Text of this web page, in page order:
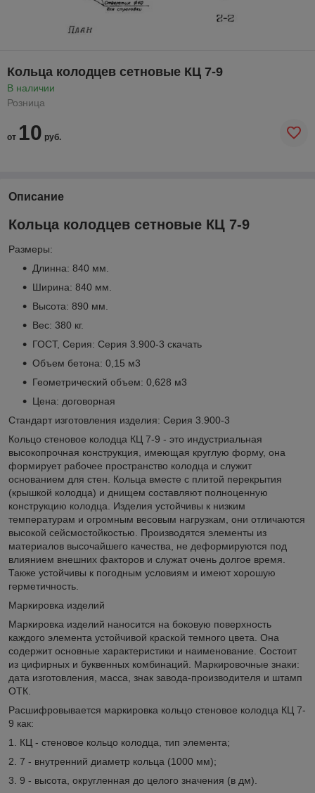
Кольца колодцев сетновые КЦ 7-9
В наличии
Розница
от 10 руб.
Описание
Кольца колодцев сетновые КЦ 7-9
Размеры:
Длинна: 840 мм.
Ширина: 840 мм.
Высота: 890 мм.
Вес: 380 кг.
ГОСТ, Серия: Серия 3.900-3 скачать
Объем бетона: 0,15 м3
Геометрический объем: 0,628 м3
Цена: договорная
Стандарт изготовления изделия: Серия 3.900-3
Кольцо стеновое колодца КЦ 7-9 - это индустриальная
высокопрочная конструкция, имеющая круглую форму, она
формирует рабочее пространство колодца и служит
основанием для стен. Кольца вместе с плитой перекрытия
(крышкой колодца) и днищем составляют полноценную
конструкцию колодца. Изделия устойчивы к низким
температурам и огромным весовым нагрузкам, они отличаются
высокой сейсмостойкостью. Производятся элементы из
материалов высочайшего качества, не деформируются под
влиянием внешних факторов и служат очень долгое время.
Также устойчивы к погодным условиям и имеют хорошую
герметичность.
Маркировка изделий
Маркировка изделий наносится на боковую поверхность
каждого элемента устойчивой краской темного цвета. Она
содержит основные характеристики и наименование. Состоит
из цифирных и буквенных комбинаций. Маркировочные знаки:
дата изготовления, масса, знак завода-производителя и штамп
ОТК.
Расшифровывается маркировка кольцо стеновое колодца КЦ 7-
9 как:
1. КЦ - стеновое кольцо колодца, тип элемента;
2. 7 - внутренний диаметр кольца (1000 мм);
3. 9 - высота, округленная до целого значения (в дм).